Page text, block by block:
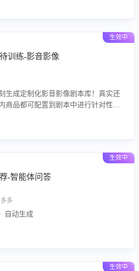
生效中
训练-影音影像
生成定制化影音影像剧本库！真实还
商品都可配置到剧本中进行针对性训
像类目剧本，一键开启客服培训。
生效中
-智能体问答
多
自动生成
生效中